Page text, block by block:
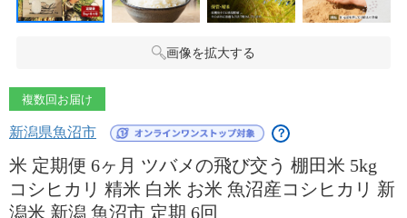
画像を拡大する
複数回お届け
新潟県魚沼市 ？
米 定期便 6ヶ月 ツバメの飛び交う 棚田米 5kg
コシヒカリ 精米 白米 お米 魚沼産コシヒカリ 新
潟米 新潟 魚沼市 定期 6回